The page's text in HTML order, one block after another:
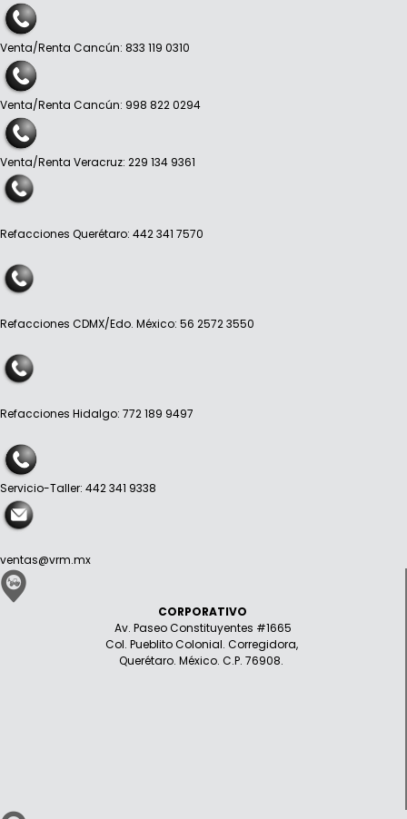
Venta/Renta Cancún: 833 119 0310
Venta/Renta Cancún: 998 822 0294
Venta/Renta Veracruz: 229 134 9361
Refacciones Querétaro: 442 341 7570
Refacciones CDMX/Edo. México: 56 2572 3550
Refacciones Hidalgo: 772 189 9497
Servicio-Taller: 442 341 9338
ventas@vrm.mx
CORPORATIVO
Av. Paseo Constituyentes #1665
Col. Pueblito Colonial. Corregidora,
Querétaro. México. C.P. 76908.